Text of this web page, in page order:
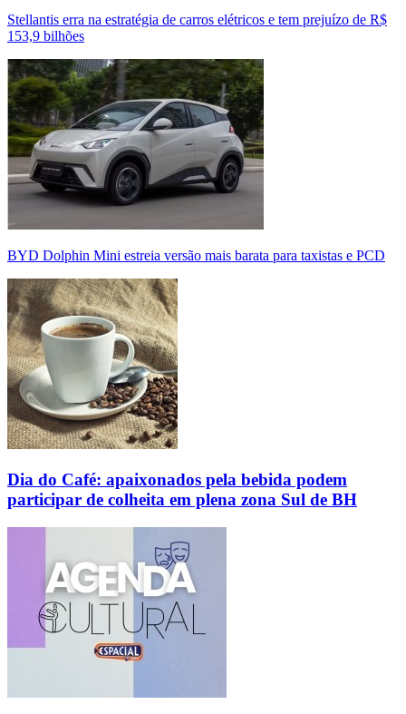
Stellantis erra na estratégia de carros elétricos e tem prejuízo de R$
153,9 bilhões
BYD Dolphin Mini estreia versão mais barata para taxistas e PCD
Dia do Café: apaixonados pela bebida podem
participar de colheita em plena zona Sul de BH